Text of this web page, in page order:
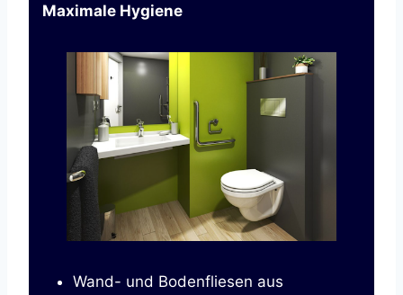
Maximale Hygiene
Wand- und Bodenfliesen aus